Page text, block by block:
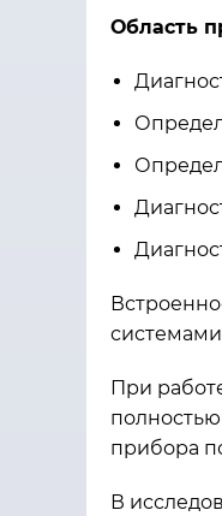
Область
При
прибора
В